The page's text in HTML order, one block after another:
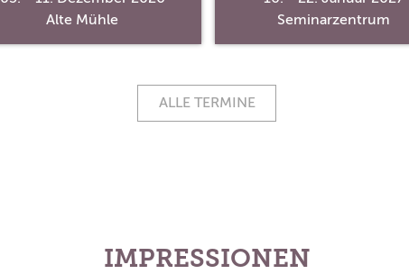
Alte Mühle
Seminarzentrum
ALLE TERMINE
IMPRESSIONEN